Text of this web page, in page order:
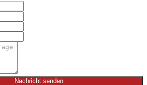
Nachricht senden